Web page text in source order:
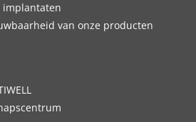
implantaten
van onze producten